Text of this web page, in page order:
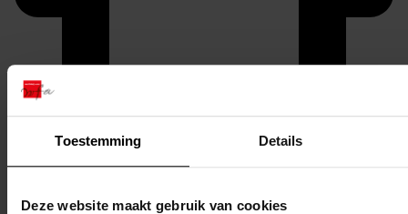
Toestemming Details
Deze website maakt gebruik van cookies
duurzaam webadres